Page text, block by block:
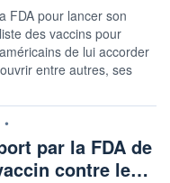
FDA pour lancer son
des vaccins pour
de lui accorder
entre autres, ses
•
par la FDA de
contre le…